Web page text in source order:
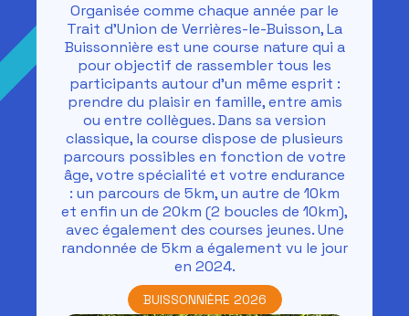
Organisée comme chaque année par le
Trait d’Union de Verrières-le-Buisson, La
Buissonnière est une course nature qui a
pour objectif de rassembler tous les
participants autour d’un même esprit :
prendre du plaisir en famille, entre amis
ou entre collègues. Dans sa version
classique, la course dispose de plusieurs
parcours possibles en fonction de votre
âge, votre spécialité et votre endurance
: un parcours de 5km, un autre de 10km
et enfin un de 20km (2 boucles de 10km),
avec également des courses jeunes. Une
randonnée de 5km a également vu le jour
en 2024.
BUISSONNIÈRE 2026